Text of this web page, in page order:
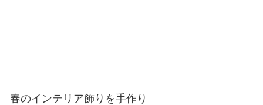
春のインテリア飾りを手作り